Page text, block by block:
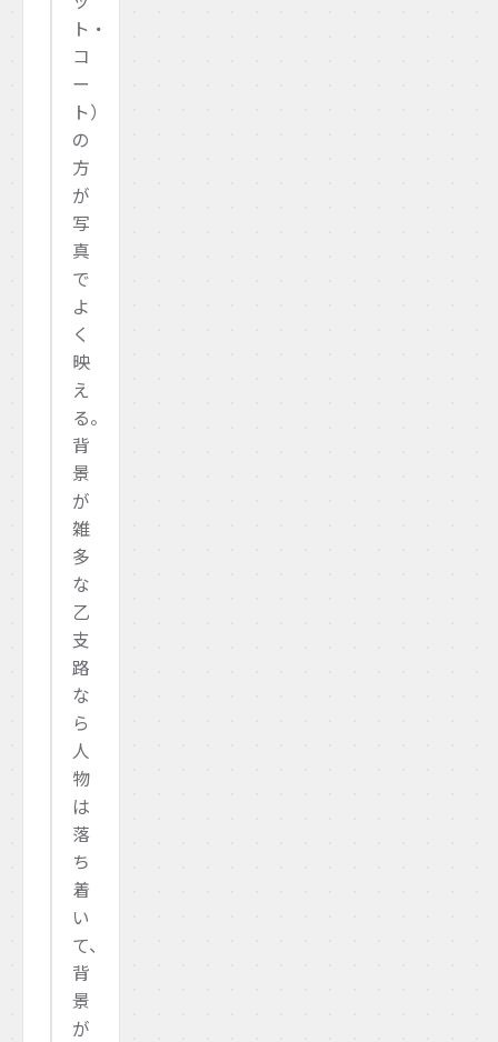
ト・
コ
ー
ト）
の
方
が
写
真
で
よ
く
映
え
る。
背
景
が
雑
多
な
乙
支
路
な
ら
人
物
は
落
ち
着
い
て、
背
景
が